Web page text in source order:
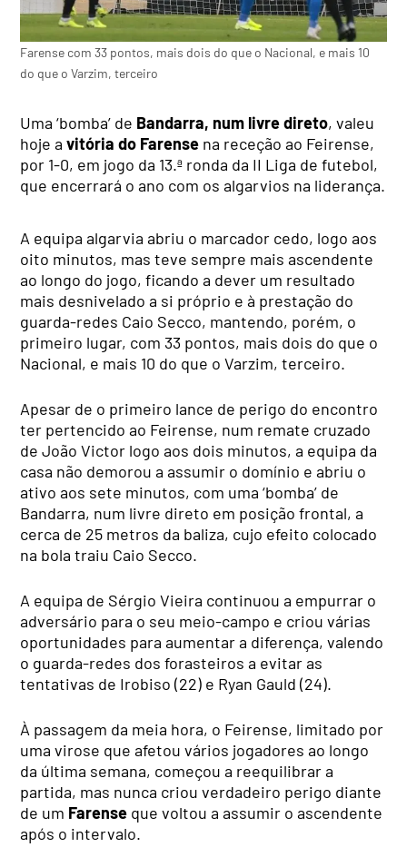
Farense com 33 pontos, mais dois do que o Nacional, e mais 10
do que o Varzim, terceiro
Uma ‘bomba’ de Bandarra, num livre direto, valeu
hoje avitória do Farense na receção ao Feirense,
por 1-0, em jogo da 13.ª ronda da II Liga de futebol,
que encerrará o ano com os algarvios na liderança.
A equipa algarvia abriu o marcador cedo, logo aos
oito minutos, mas teve sempre mais ascendente
ao longo do jogo, ficando a dever um resultado
mais desnivelado a si próprio e à prestação do
guarda-redes Caio Secco, mantendo, porém, o
primeiro lugar, com 33 pontos, mais dois do que o
Nacional, e mais 10 do que o Varzim, terceiro.
Apesar de o primeiro lance de perigo do encontro
ter pertencido ao Feirense, num remate cruzado
de João Victor logo aos dois minutos, a equipa da
casa não demorou a assumir o domínio e abriu o
ativo aos sete minutos, com uma ‘bomba’ de
Bandarra, num livre direto em posição frontal, a
cerca de 25 metros da baliza, cujo efeito colocado
na bola traiu Caio Secco.
A equipa de Sérgio Vieira continuou a empurrar o
adversário para o seu meio-campo e criou várias
oportunidades para aumentar a diferença, valendo
o guarda-redes dos forasteiros a evitar as
tentativas de Irobiso (22) e Ryan Gauld (24).
À passagem da meia hora, o Feirense, limitado por
uma virose que afetou vários jogadores ao longo
da última semana, começou a reequilibrar a
partida, mas nunca criou verdadeiro perigo diante
de um Farense que voltou a assumir o ascendente
após o intervalo.